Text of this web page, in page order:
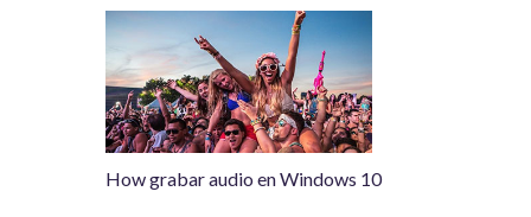
How grabar audio en Windows 10